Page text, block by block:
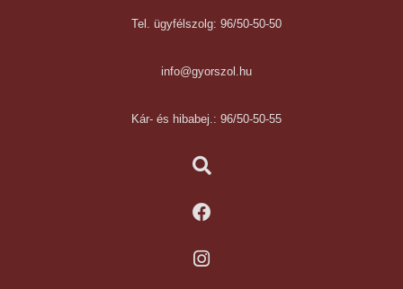
Tel. ügyfélszolg: 96/50-50-50
info@gyorszol.hu
Kár- és hibabej.: 96/50-50-55